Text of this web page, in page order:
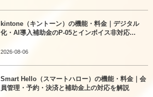
kintone（キントーン）の機能・料金｜デジタル
化・AI導入補助金のP-05とインボイス非対応...
2026-08-06
Smart Hello（スマートハロー）の機能・料金｜会
員管理・予約・決済と補助金上の対応を解説